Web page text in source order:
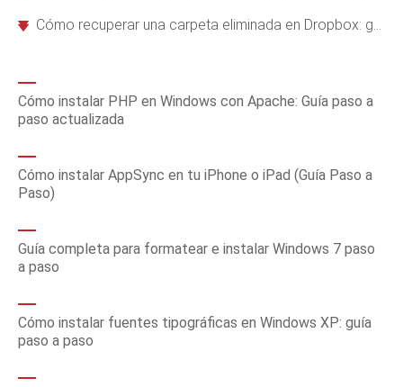
Cómo recuperar una carpeta eliminada en Dropbox: guía paso a paso
Cómo instalar PHP en Windows con Apache: Guía paso a
paso actualizada
Cómo instalar AppSync en tu iPhone o iPad (Guía Paso a
Paso)
Guía completa para formatear e instalar Windows 7 paso
a paso
Cómo instalar fuentes tipográficas en Windows XP: guía
paso a paso